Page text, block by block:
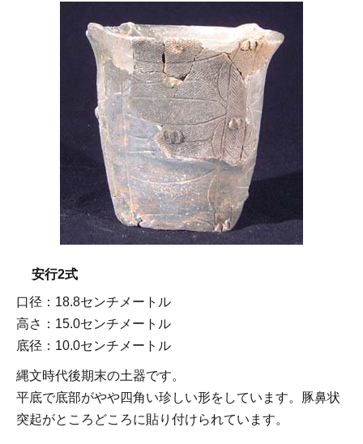
安行2式
口径：18.8センチメートル
高さ：15.0センチメートル
底径：10.0センチメートル
縄文時代後期末の土器です。
平底で底部がやや四角い珍しい形をしています。豚鼻状
突起がところどころに貼り付けられています。